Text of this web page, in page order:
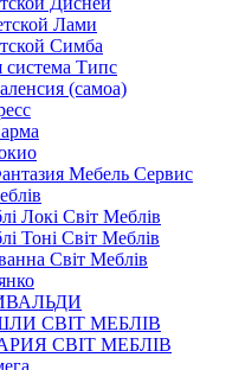
Лами
Симба
система Типс
(самоа)
Мебель Сервис
Локі Світ Меблів
Тоні Світ Меблів
Світ Меблів
СВІТ МЕБЛІВ
СВІТ МЕБЛІВ